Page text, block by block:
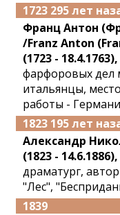
1723 295 лет
Франц Антон
/Franz Anton
(1723 - 18.4.1763),
фарфоровых дел
итальянцы,
работы -
1823 195 лет
Александр
(1823 - 14.6.1886),
драматург,
"Лес",
1839